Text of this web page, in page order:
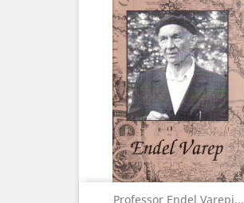
Professor Endel Varepi...